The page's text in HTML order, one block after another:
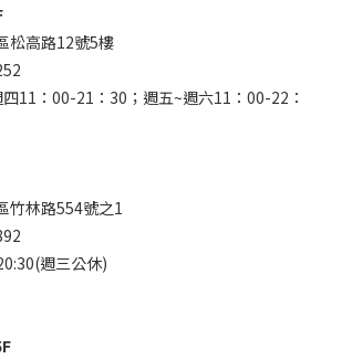
松高路12號5樓
11：00-21：30；週五~週六11：00-22：
竹林路554號之1
週三公休)